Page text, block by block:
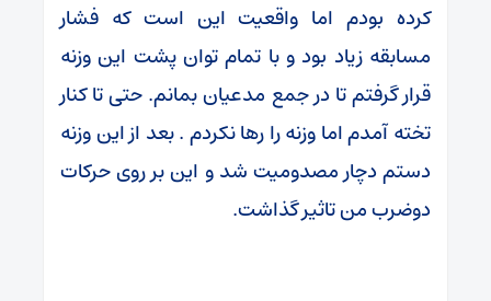
کرده بودم اما واقعیت این است که فشار
مسابقه زیاد بود و با تمام توان پشت این وزنه
قرار گرفتم تا در جمع مدعیان بمانم. حتی تا کنار
تخته آمدم اما وزنه را رها نکردم . بعد از این وزنه
دستم دچار مصدومیت شد و این بر روی حرکات
دوضرب من تاثیر گذاشت.